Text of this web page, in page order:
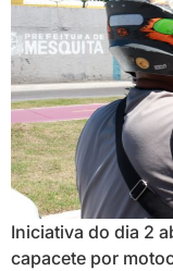
Iniciativa do dia 2
capacete por